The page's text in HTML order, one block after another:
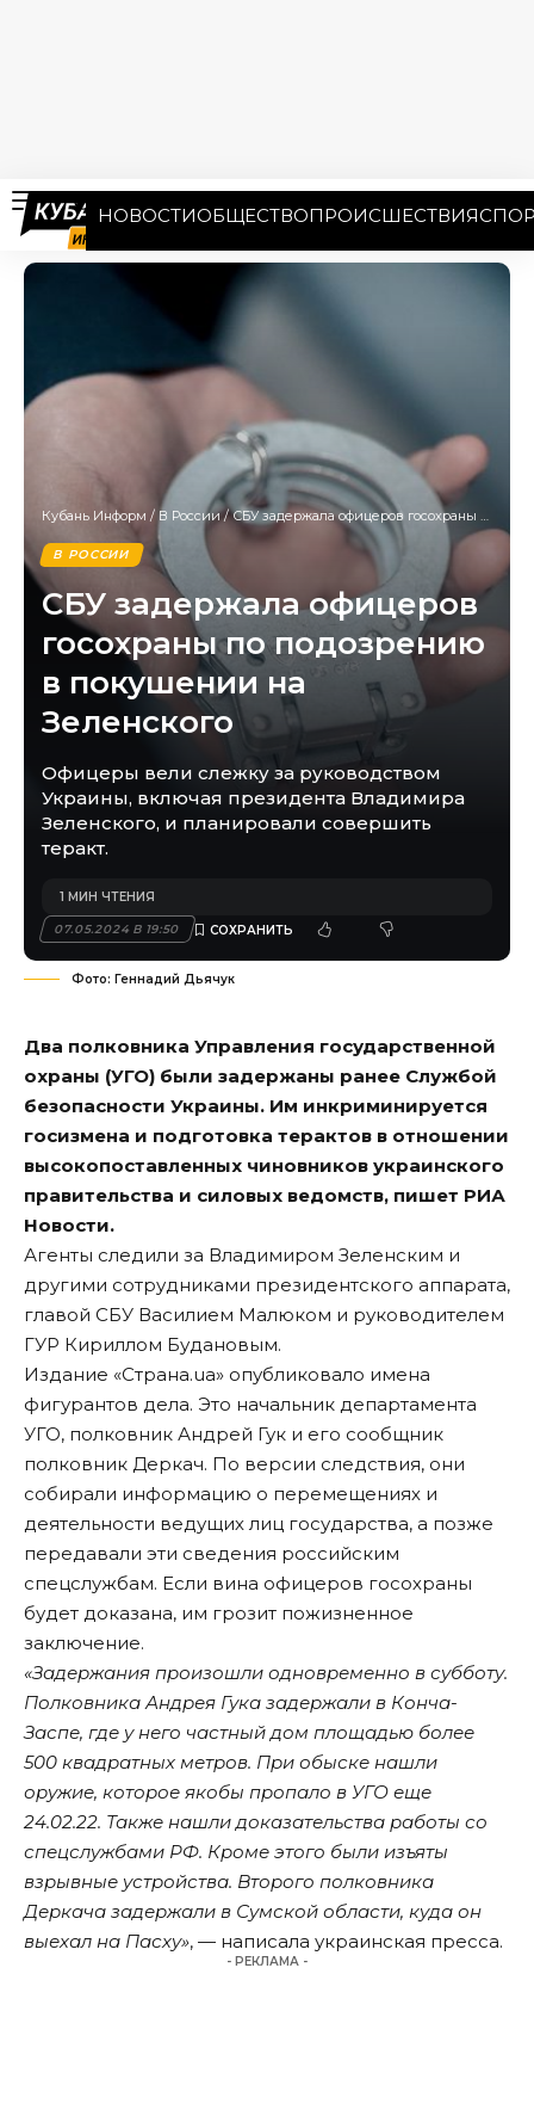
НОВОСТИОБЩЕСТВОПРОИСШЕСТВИЯ
Кубань Информ / В России/СБУ задержала офицеров госохраны по подозрению в покушении на Зеленского
В РОССИИ
СБУ задержала офицеров
госохраны по подозрению
в покушении на
Зеленского
Офицеры вели слежку за руководством
Украины, включая президента Владимира
Зеленского, и планировали совершить
теракт.
07.05.2024 В 19:50
1 МИН ЧТЕНИЯ
Фото: Геннадий Дьячук
Два полковника Управления государственной
охраны (УГО) были задержаны ранее Службой
безопасности Украины. Им инкриминируется
госизмена и подготовка терактов в отношении
высокопоставленных чиновников украинского
правительства и силовых ведомств, пишет РИА
Новости.
Агенты следили за Владимиром Зеленским и
другими сотрудниками президентского аппарата,
главой СБУ Василием Малюком и руководителем
ГУР Кириллом Будановым.
Издание «Страна.ua» опубликовало имена
фигурантов дела. Это начальник департамента
УГО, полковник Андрей Гук и его сообщник
полковник Деркач. По версии следствия, они
собирали информацию о перемещениях и
деятельности ведущих лиц государства, а позже
передавали эти сведения российским
спецслужбам. Если вина офицеров госохраны
будет доказана, им грозит пожизненное
заключение.
«Задержания произошли одновременно в субботу.
Полковника Андрея Гука задержали в Конча-
Заспе, где у него частный дом площадью более
500 квадратных метров. При обыске нашли
оружие, которое якобы пропало в УГО еще
24.02.22. Также нашли доказательства работы со
спецслужбами РФ. Кроме этого были изъяты
взрывные устройства. Второго полковника
Деркача задержали в Сумской области, куда он
выехал на Пасху», — написала украинская пресса.
- РЕКЛАМА -